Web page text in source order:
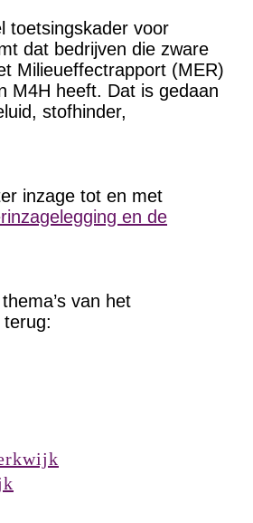
toetsingskader voor
dat bedrijven die zware
Milieueffectrapport (MER)
M4H heeft. Dat is gedaan
stofhinder,
inzage tot en met
en de
van het